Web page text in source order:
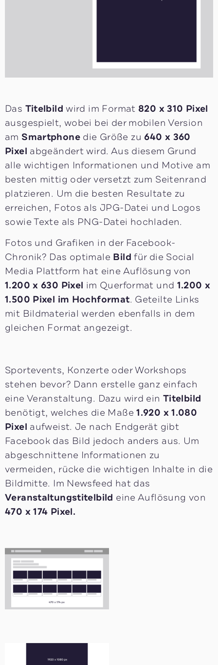
Das Titelbild wird im Format 820 x 310 Pixel
ausgespielt, wobei bei der mobilen Version
am Smartphonedie Größe zu 640 x 360
Pixel abgeändert wird. Aus diesem Grund
alle wichtigen Informationen und Motive am
besten mittig oder versetzt zum Seitenrand
platzieren. Um die besten Resultate zu
erreichen, Fotos als JPG-Datei und Logos
sowie Texte als PNG-Datei hochladen.
Fotos und Grafiken in der Facebook-
Chronik? Das optimale Bild für die Social
Media Plattform hat eine Auflösung von
1.200 x 630 Pixel im Querformat und 1.200 x
1.500 Pixel im Hochformat. Geteilte Links
mit Bildmaterial werden ebenfalls in dem
gleichen Format angezeigt.
Sportevents, Konzerte oder Workshops
stehen bevor? Dann erstelle ganz einfach
eine Veranstaltung. Dazu wird ein Titelbild
benötigt, welches die Maße1.920 x 1.080
Pixel aufweist. Je nach Endgerät gibt
Facebook das Bild jedoch anders aus. Um
abgeschnittene Informationen zu
vermeiden, rücke die wichtigen Inhalte in die
Bildmitte. Im Newsfeed hat das
Veranstaltungstitelbild eine Auflösung von
470 x 174 Pixel.